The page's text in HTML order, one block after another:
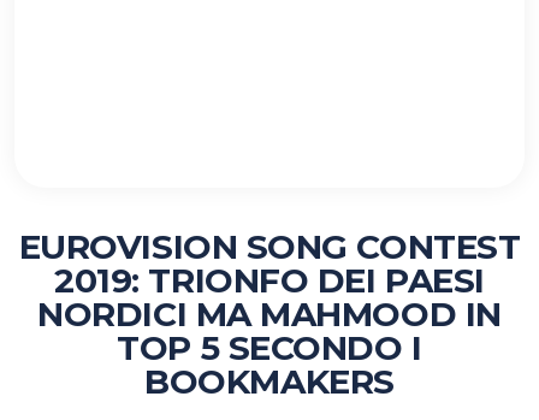
EUROVISION SONG CONTEST
2019: TRIONFO DEI PAESI
NORDICI MA MAHMOOD IN
TOP 5 SECONDO I
BOOKMAKERS